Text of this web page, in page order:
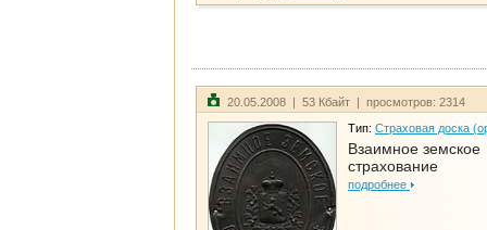
20.05.2008 | 53 Кбайт | просмотров: 2314
Тип: Страховая доска
Взаимное земское
страхование
подробнее